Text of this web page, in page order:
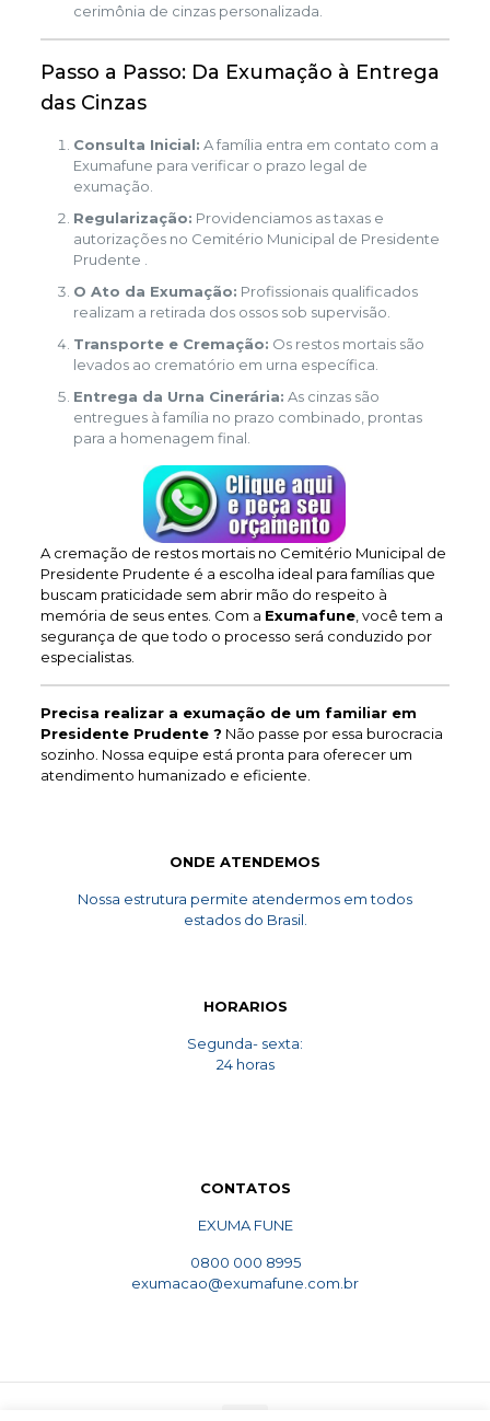
cerimônia de cinzas personalizada.
Passo a Passo: Da Exumação à Entrega
das Cinzas
Consulta Inicial: A família entra em contato com a
Exumafune para verificar o prazo legal de
exumação.
Regularização: Providenciamos as taxas e
autorizações no Cemitério Municipal de Presidente
Prudente .
O Ato da Exumação: Profissionais qualificados
realizam a retirada dos ossos sob supervisão.
Transporte e Cremação: Os restos mortais são
levados ao crematório em urna específica.
Entrega da Urna Cinerária: As cinzas são
entregues à família no prazo combinado, prontas
para a homenagem final.
A cremação de restos mortais no Cemitério Municipal de
Presidente Prudente é a escolha ideal para famílias que
buscam praticidade sem abrir mão do respeito à
memória de seus entes. Com a Exumafune, você tem a
segurança de que todo o processo será conduzido por
especialistas.
Precisa realizar a exumação de um familiar em
Presidente Prudente ? Não passe por essa burocracia
sozinho. Nossa equipe está pronta para oferecer um
atendimento humanizado e eficiente.
ONDE ATENDEMOS
Nossa estrutura permite atendermos em todos
estados do Brasil.
HORARIOS
Segunda- sexta:
24 horas
CONTATOS
EXUMA FUNE
0800 000 8995
exumacao@exumafune.com.br